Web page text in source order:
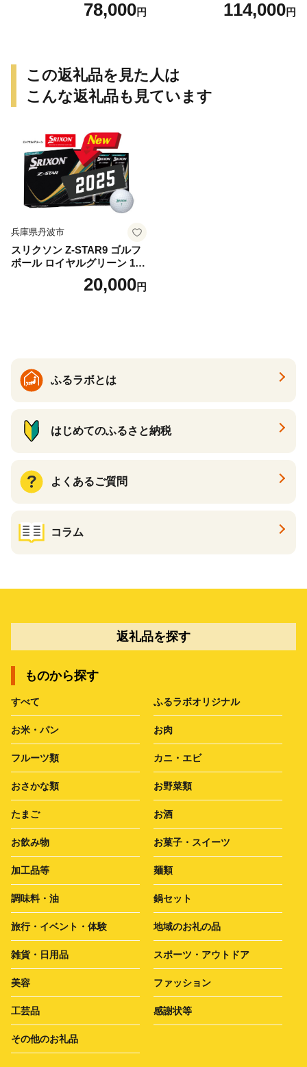
78,000円
ロキャン カーボン アウトド
県 小牧市 送料無料
114,000円
この返礼品を見た人は
こんな返礼品も見ています
兵庫県丹波市
スリクソン Z-STAR9 ゴルフ
ボール ロイヤルグリーン 1ダ
ース 12球 兵庫県丹波市 ふる
20,000円
ふるラボとは
はじめてのふるさと納税
よくあるご質問
コラム
返礼品を探す
ものから探す
すべて ふるラボオリジナル
お米・パン お肉
フルーツ類 カニ・エビ
おさかな類 お野菜類
たまご お酒
お飲み物 お菓子・スイーツ
加工品等 麺類
調味料・油 鍋セット
旅行・イベント・体験 地域のお礼の品
雑貨・日用品 スポーツ・アウトドア
美容 ファッション
工芸品 感謝状等
その他のお礼品